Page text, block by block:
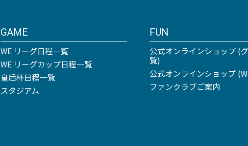
GAME
WE リーグ日程一覧
WE リーグカップ日程一覧
皇后杯日程一覧
スタジアム
FUN
公式オンラインショップ (
覧)
公式オンラインショップ
ファンクラブご案内